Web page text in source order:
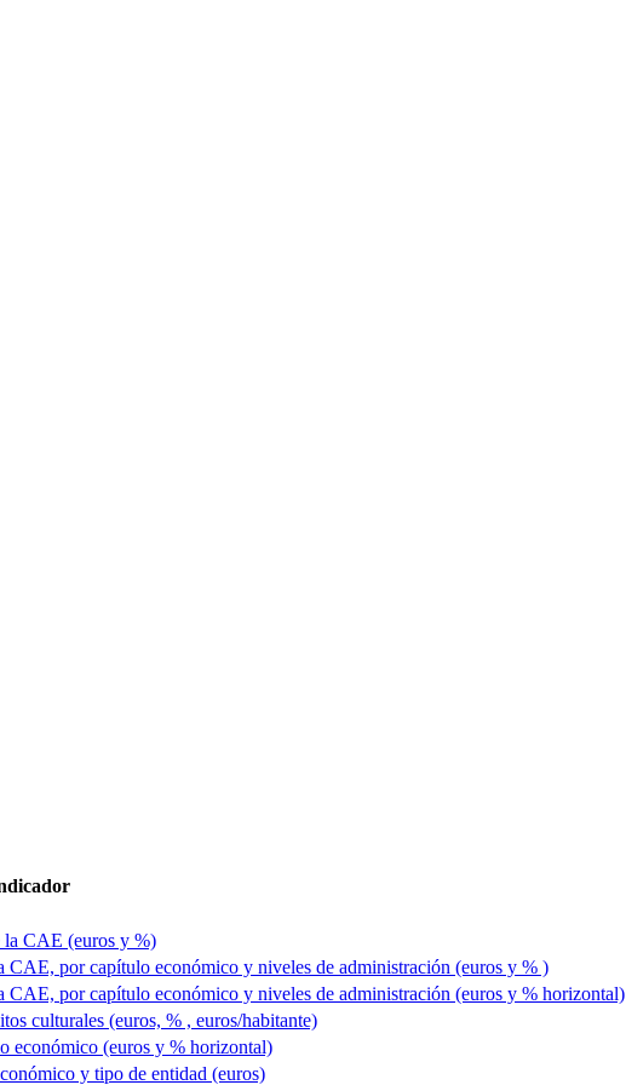
la CAE (euros y %)
por capítulo económico y niveles de administración (euros y % )
por capítulo económico y niveles de administración (euros y % horizontal)
culturales (euros, % , euros/habitante)
económico (euros y % horizontal)
y tipo de entidad (euros)